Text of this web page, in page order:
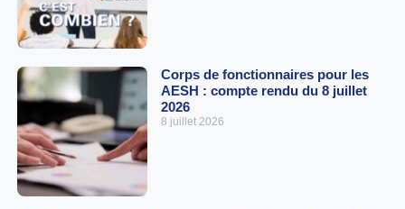
Corps de fonctionnaires pour les
AESH : compte rendu du 8 juillet
2026
8 juillet 2026